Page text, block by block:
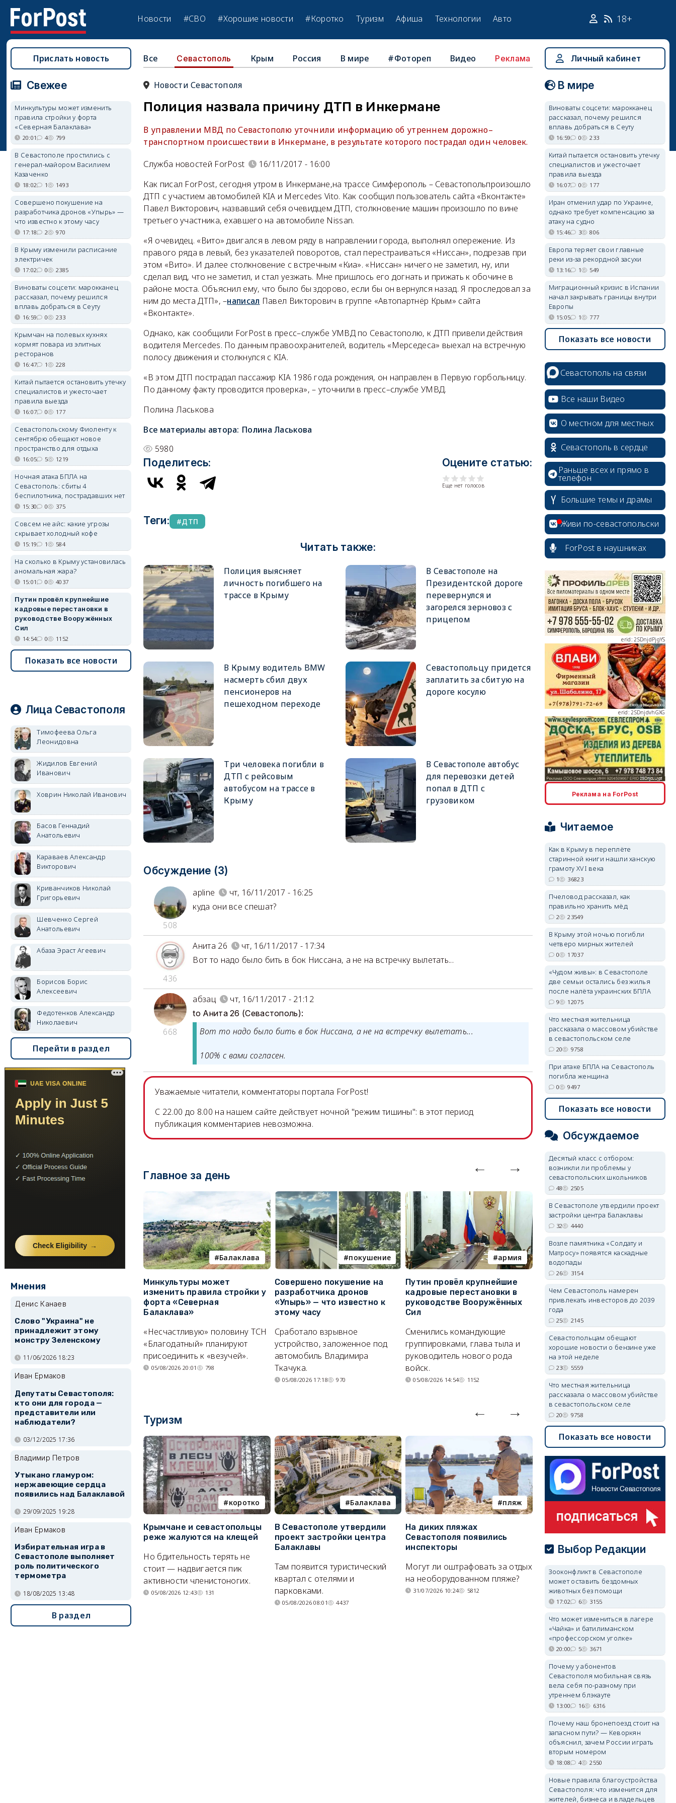
Новости #СВО #Хорошие новости #Коротко Туризм Афиша Технологии Авто 18+
Все Севастополь Крым Россия В мире #Фотореп Видео Реклама
Новости Севастополя
Полиция назвала причину ДТП в Инкермане
В управлении МВД по Севастополю уточнили информацию об утреннем дорожно–
транспортном происшествии в Инкермане, в результате которого пострадал один человек.
Служба новостей ForPost
16/11/2017 - 16:00
Как писал ForPost, сегодня утром в Инкермане,на трассе Симферополь – Севастопольпроизошло
ДТП с участием автомобилей KIA и Mercedes Vito. Как сообщил пользователь сайта «Вконтакте»
Павел Викторович, назвавший себя очевидцем ДТП, столкновение машин произошло по вине
третьего участника, ехавшего на автомобиле Nissan.
«Я очевидец. «Вито» двигался в левом ряду в направлении города, выполнял опережение. Из
правого ряда в левый, без указателей поворотов, стал перестраиваться «Ниссан», подрезав при
этом «Вито». И далее столкновение с встречным «Киа». «Ниссан» ничего не заметил, ну, или
сделал вид, что не заметил, и стал уезжать. Мне пришлось его догнать и прижать к обочине в
районе моста. Объяснил ему, что было бы здорово, если бы он вернулся назад. Я проследовал за
ним до места ДТП», –написал Павел Викторович в группе «Автопартнёр Крым» сайта
«Вконтакте».
Однако, как сообщили ForPost в пресс–службе УМВД по Севастополю, к ДТП привели действия
водителя Mercedes. По данным правоохранителей, водитель «Мерседеса» выехал на встречную
полосу движения и столкнулся с KIA.
«В этом ДТП пострадал пассажир KIA 1986 года рождения, он направлен в Первую горбольницу.
По данному факту проводится проверка», – уточнили в пресс–службе УМВД.
Полина Ласькова
Все материалы автора: Полина Ласькова
5980
Поделитесь: Оцените статью:
Еще нет голосов
Теги: ДТП
Читать также:
Полиция выясняет
личность погибшего на
трассе в Крыму
В Севастополе на
Президентской дороге
перевернулся и
загорелся зерновоз с
прицепом
В Крыму водитель BMW
насмерть сбил двух
пенсионеров на
пешеходном переходе
Севастопольцу придется
заплатить за сбитую на
дороге косулю
Три человека погибли в
ДТП с рейсовым
автобусом на трассе в
Крыму
В Севастополе автобус
для перевозки детей
попал в ДТП с
грузовиком
Обсуждение (3)
508
apline
чт, 16/11/2017 - 16:25
куда они все спешат?
436
Анита 26
чт, 16/11/2017 - 17:34
Вот то надо было бить в бок Ниссана, а не на встречку вылетать...
668
абзац чт, 16/11/2017 - 21:12
to Анита 26 (Севастополь):
Вот то надо было бить в бок Ниссана, а не на встречку вылетать...
100% с вами согласен.
Уважаемые читатели, комментаторы портала ForPost!
C 22.00 до 8.00 на нашем сайте действует ночной "режим тишины": в этот период
публикация комментариев невозможна.
Главное за день
Балаклава
Минкультуры может
изменить правила стройки у
форта «Северная
Балаклава»
«Несчастливую» половину ТСН
«Благодатный» планируют
присоединить к «везучей».
05/08/2026 20:01 798
покушение
Совершено покушение на
разработчика дронов
«Упырь» — что известно к
этому часу
Сработало взрывное
устройство, заложенное под
автомобиль Владимира
Ткачука.
05/08/2026 17:18 970
армия
Путин провёл крупнейшие
кадровые перестановки в
руководстве Вооружённых
Сил
Сменились командующие
группировками, глава тыла и
руководитель нового рода
войск.
05/08/2026 14:54 1152
Балаклава
В Севастополе утвердили
проект застройки центра
Балаклавы
Там появится туристический
квартал с отелями и
парковками.
05/08/2026 08:01 4438
Туризм
коротко
Крымчане и севастопольцы
реже жалуются на клещей
Но бдительность терять не
стоит — надвигается пик
активности членистоногих.
05/08/2026 12:43 131
Балаклава
В Севастополе утвердили
проект застройки центра
Балаклавы
Там появится туристический
квартал с отелями и
парковками.
05/08/2026 08:01 4437
пляж
На диких пляжах
Севастополя появились
инспекторы
Могут ли оштрафовать за отдых
на необорудованном пляже?
31/07/2026 10:24 5812
туризм
Двух москвичей на
Крыма на километр в море
Спасатели благополучно
вернули туристов обратно на
сушу.
29/07/2026 17:03 6370
Прислать новость
Свежее
Минкультуры может изменить
правила стройки у форта
«Северная Балаклава»
20:01 4 799
В Севастополе простились с
генерал-майором Василием
Казаченко
18:02 1 1493
Совершено покушение на
разработчика дронов «Упырь» —
что известно к этому часу
17:18 2 970
В Крыму изменили расписание
электричек
17:02 0 2385
Виноваты соцсети: марокканец
рассказал, почему решился
вплавь добраться в Сеуту
16:59 0 233
Крымчан на полевых кухнях
кормят повара из элитных
ресторанов
16:47 1 228
Китай пытается остановить утечку
специалистов и ужесточает
правила выезда
16:07 0 177
Севастопольскому Фиоленту к
сентябрю обещают новое
пространство для отдыха
16:05 5 1219
Ночная атака БПЛА на
Севастополь: сбиты 4
беспилотника, пострадавших нет
15:30 0 375
Совсем не айс: какие угрозы
скрывает холодный кофе
15:19 1 584
На сколько в Крыму установилась
аномальная жара?
15:01 0 4037
Путин провёл крупнейшие
кадровые перестановки в
руководстве Вооружённых
Сил
14:54 0 1152
Показать все новости
Лица Севастополя
Тимофеева Ольга
Леонидовна
Жидилов Евгений
Иванович
Ховрин Николай Иванович
Басов Геннадий
Анатольевич
Караваев Александр
Викторович
Криванчиков Николай
Григорьевич
Шевченко Сергей
Анатольевич
Абаза Эраст Агеевич
Борисов Борис
Алексеевич
Федотенков Александр
Николаевич
Перейти в раздел
Мнения
Денис Канаев
Слово "Украина" не
принадлежит этому
монстру Зеленскому
11/06/2026 18:23
Иван Ермаков
Депутаты Севастополя:
кто они для города —
представители или
наблюдатели?
03/12/2025 17:36
Владимир Петров
Утыкано гламуром:
нержавеющие сердца
появились над Балаклавой
29/09/2025 19:28
Иван Ермаков
Избирательная игра в
Севастополе выполняет
роль политического
термометра
18/08/2025 13:48
В раздел
Личный кабинет
В мире
Виноваты соцсети: марокканец
рассказал, почему решился
вплавь добраться в Сеуту
16:59 0 233
Китай пытается остановить утечку
специалистов и ужесточает
правила выезда
16:07 0 177
Иран отменил удар по Украине,
однако требует компенсацию за
атаку на судно
15:46 3 806
Европа теряет свои главные
реки из-за рекордной засухи
13:16 1 549
Миграционный кризис в Испании
начал закрывать границы внутри
Европы
15:05 1 777
Показать все новости
Севастополь на связи
Все наши Видео
О местном для местных
Севастополь в сердце
Раньше всех и прямо в
телефон
Большие темы и драмы
Живи по-севастопольски
ForPost в наушниках
erid: 2SDnjcrDNw6
erid: 2SDnjdPjgYS
erid: 2SDnjdvhGXG
erid: 2SDnjcLUypt
erid: 2SDnjdPjgYS
erid: 2SDnjdvhGXG
Реклама на ForPost
Читаемое
Как в Крыму в переплёте
старинной книги нашли ханскую
грамоту XVI века
1 36823
Пчеловод рассказал, как
правильно хранить мёд
2 23549
В Крыму этой ночью погибли
четверо мирных жителей
0 17037
«Чудом живы»: в Севастополе
две семьи остались без жилья
после налёта украинских БПЛА
9 12075
Что местная жительница
рассказала о массовом убийстве
в севастопольском селе
20 9758
При атаке БПЛА на Севастополь
погибла женщина
0 9497
Показать все новости
Обсуждаемое
Десятый класс с отбором:
возникли ли проблемы у
севастопольских школьников
48 2505
В Севастополе утвердили проект
застройки центра Балаклавы
32 4440
Возле памятника «Солдату и
Матросу» появятся каскадные
водопады
26 3154
Чем Севастополь намерен
привлекать инвесторов до 2039
года
25 2145
Севастопольцам обещают
хорошие новости о бензине уже
на этой неделе
23 5559
Что местная жительница
рассказала о массовом убийстве
в севастопольском селе
20 9758
Показать все новости
Выбор Редакции
Зооконфликт в Севастополе
может оставить бездомных
животных без помощи
17:02 6 3155
Что может измениться в лагере
«Чайка» и батилиманском
«профессорском уголке»
20:00 5 3671
Почему у абонентов
Севастополя мобильная связь
вела себя по-разному при
утреннем блэкауте
13:00 16 6316
Почему наш бронепоезд стоит на
запасном пути? — Кеворкян
объяснил, зачем России играть
вторым номером
18:08 4 2550
Новые правила благоустройства
Севастополя: что изменится для
жителей, бизнеса и владельцев